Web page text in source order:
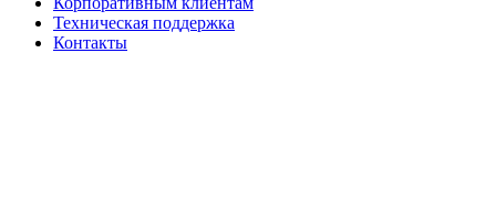
Техническая поддержка
Контакты